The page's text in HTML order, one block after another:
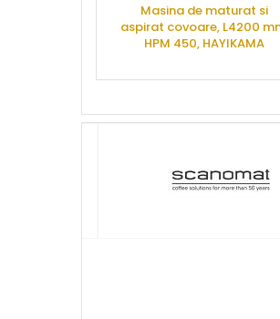
Masina de maturat si
aspirat covoare, L4200
HPM 450, HAYIKAMA